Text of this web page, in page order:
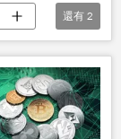
還有 2